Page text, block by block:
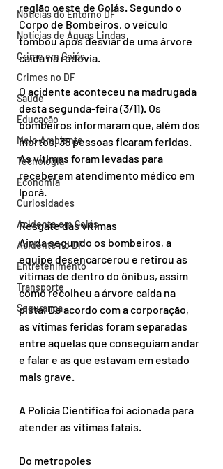
Notícias do Entorno DF
Notícias de Águas Lindas
Crime em Goiás
Crimes no DF
Saúde
Educação
Meio Ambiente
Tecnologia
Economia
Curiosidades
Acidente em Goiás
Acidente no DF
Entretenimento
Transporte
Segurança
região oeste de Goiás. Segundo o
Corpo de Bombeiros, o veículo
tombou após desviar de uma árvore
caída na rodovia.
O acidente aconteceu na madrugada
desta segunda-feira (3/11). Os
bombeiros informaram que, além dos
mortos, 35 pessoas ficaram feridas.
As vítimas foram levadas para
receberem atendimento médico em
Iporá.
Resgate das vítimas
Ainda segundo os bombeiros, a
equipe desencarcerou e retirou as
vítimas de dentro do ônibus, assim
como recolheu a árvore caída na
pista. De acordo com a corporação,
as vítimas feridas foram separadas
entre aquelas que conseguiam andar
e falar e as que estavam em estado
mais grave.
A Polícia Científica foi acionada para
atender as vítimas fatais.
Do metropoles